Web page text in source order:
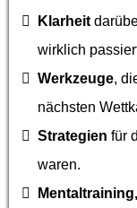
Klarheit
wirklich
Werkzeuge,
nächsten
Strategien für
waren.